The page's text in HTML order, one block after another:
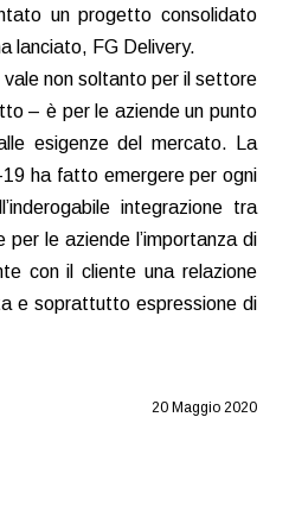
un progetto consolidato
lanciato, FG Delivery.
vale non soltanto per il settore
– è per le aziende un punto
esigenze del mercato. La
ha fatto emergere per ogni
integrazione tra
per le aziende l’importanza di
con il cliente una relazione
e soprattutto espressione di
20 Maggio 2020